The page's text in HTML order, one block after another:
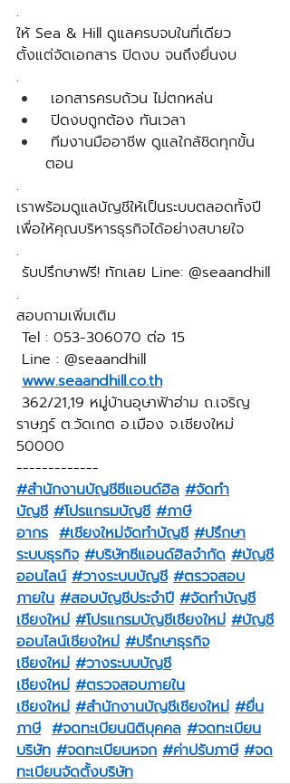
.
ให้ Sea & Hill ดูแลครบจบในที่เดียว
ตั้งแต่จัดเอกสาร ปิดงบ จนถึงยื่นงบ
.
เอกสารครบถ้วน ไม่ตกหล่น
ปิดงบถูกต้อง ทันเวลา
ทีมงานมืออาชีพ ดูแลใกล้ชิดทุกขั้น
ตอน
.
เราพร้อมดูแลบัญชีให้เป็นระบบตลอดทั้งปี
เพื่อให้คุณบริหารธุรกิจได้อย่างสบายใจ
.
รับปรึกษาฟรี! ทักเลย Line: @seaandhill
.
สอบถามเพิ่มเติม
Tel : 053-306070 ต่อ 15
Line : @seaandhill
www.seaandhill.co.th
362/21,19 หมู่บ้านอุษาฟ้าฮ่าม ถ.เจริญ
ราษฎร์ ต.วัดเกต อ.เมือง จ.เชียงใหม่
50000
-------------
#สำนักงานบัญชีซีแอนด์ฮิล #จัดทำ
บัญชี #โปรแกรมบัญชี #ภาษี
อากร #เชียงใหม่จัดทำบัญชี #ปรึกษา
ระบบธุรกิจ #บริษัทซีแอนด์ฮิลจำกัด #บัญชี
ออนไลน์ #วางระบบบัญชี #ตรวจสอบ
ภายใน #สอบบัญชีประจำปี #จัดทำบัญชี
เชียงใหม่ #โปรแกรมบัญชีเชียงใหม่ #บัญชี
ออนไลน์เชียงใหม่ #ปรึกษาธุรกิจ
เชียงใหม่ #วางระบบบัญชี
เชียงใหม่ #ตรวจสอบภายใน
เชียงใหม่ #สำนักงานบัญชีเชียงใหม่ #ยื่น
ภาษี #จดทะเบียนนิติบุคคล #จดทะเบียน
บริษัท #จดทะเบียนหจก #ค่าปรับภาษี #จด
ทะเบียนจัดตั้งบริษัท